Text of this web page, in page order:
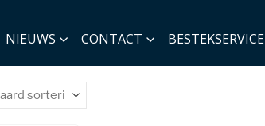
NIEUWS CONTACT BESTEKSERVICE